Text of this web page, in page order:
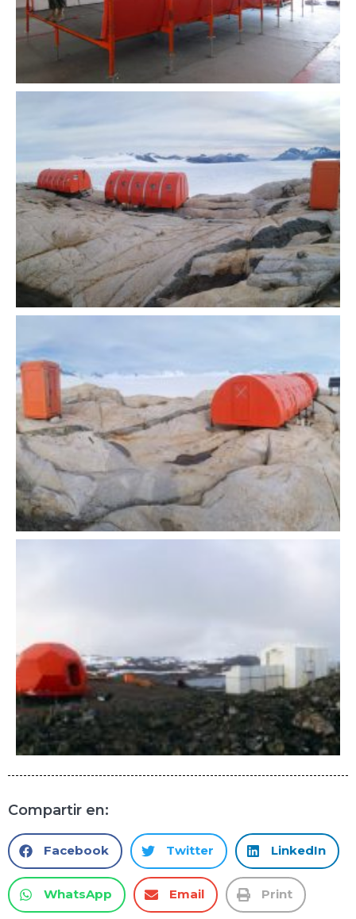
Compartir en:
Facebook Twitter LinkedIn
WhatsApp Email Print